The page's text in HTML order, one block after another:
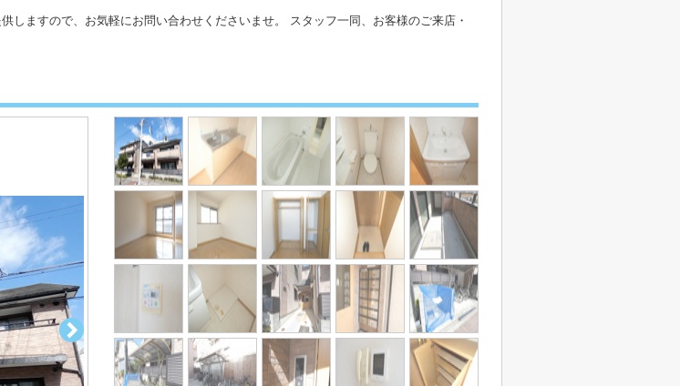
しますので、お気軽にお問い合わせくださいませ。 スタッフ一同、お客様のご来店・